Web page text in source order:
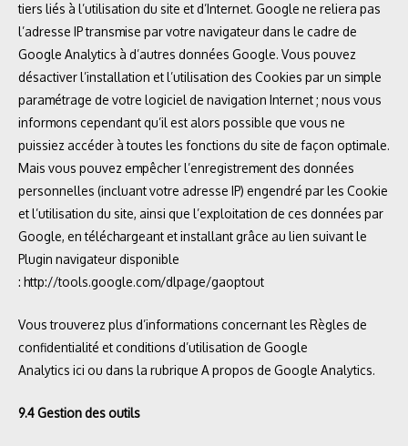
tiers liés à l’utilisation du site et d’Internet. Google ne reliera pas
l’adresse IP transmise par votre navigateur dans le cadre de
Google Analytics à d’autres données Google. Vous pouvez
désactiver l’installation et l’utilisation des Cookies par un simple
paramétrage de votre logiciel de navigation Internet ; nous vous
informons cependant qu’il est alors possible que vous ne
puissiez accéder à toutes les fonctions du site de façon optimale.
Mais vous pouvez empêcher l’enregistrement des données
personnelles (incluant votre adresse IP) engendré par les Cookie
et l’utilisation du site, ainsi que l’exploitation de ces données par
Google, en téléchargeant et installant grâce au lien suivant le
Plugin navigateur disponible
: http://tools.google.com/dlpage/gaoptout
Vous trouverez plus d’informations concernant les Règles de
confidentialité et conditions d’utilisation de Google
Analytics ici ou dans la rubrique A propos de Google Analytics.
9.4 Gestion des outils